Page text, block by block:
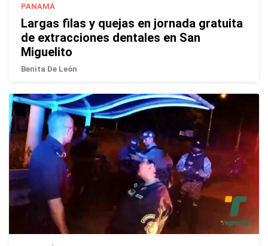
PANAMÁ
Largas filas y quejas en jornada gratuita
de extracciones dentales en San
Miguelito
Benita De León